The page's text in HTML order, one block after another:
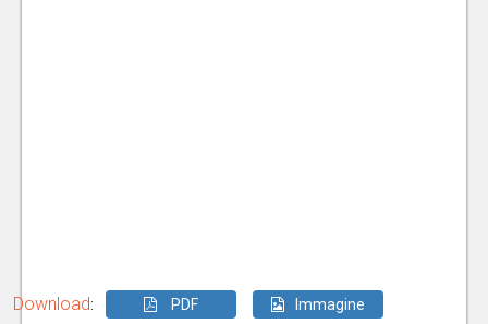
Download: PDF Immagine